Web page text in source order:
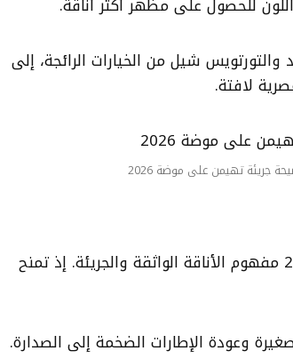
شيل من الخيارات الرائجة، إلى
لافتة.
جريئة تهيمن على موضة 2026
وتعكس صيحة النظارات الكبيرة في 2026 مفهوم الأناقة الواثقة والجريئة. إذ تمنح
وعودة الإطارات الضخمة إلى الصدارة.